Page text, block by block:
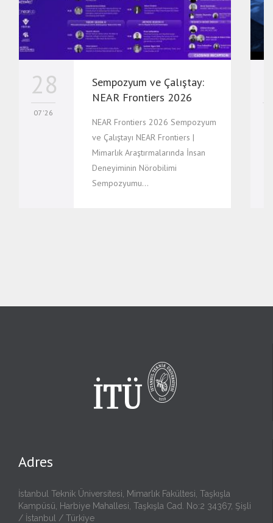
28
07 '26
Sempozyum ve Çalıştay:
NEAR Frontiers 2026
NEAR Frontiers 2026 Sempozyum
ve Çalıştayı NEAR Frontiers |
Mimarlık Araştırmalarında İnsan
Deneyiminin Nörobilimi
Sempozyumu…
Adres
İstanbul Teknik Üniversitesi, Mimarlık Fakültesi, Taşkışla
Kampüsü, Harbiye Mahallesi, Taşkışla Cad. No:2 34367, Şişli
/ İstanbul / Türkiye